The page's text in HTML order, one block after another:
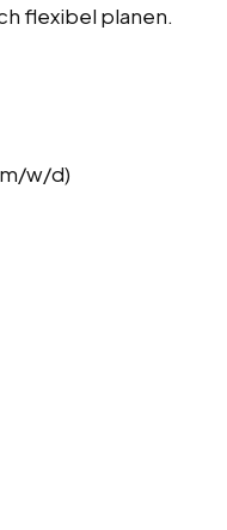
flexibel planen.
w/d)